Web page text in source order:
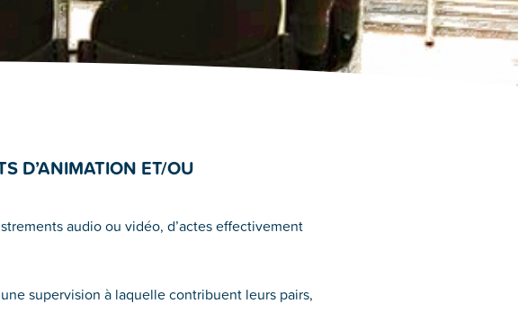
D’ANIMATION ET/OU
audio ou vidéo, d’actes effectivement
supervision à laquelle contribuent leurs pairs,